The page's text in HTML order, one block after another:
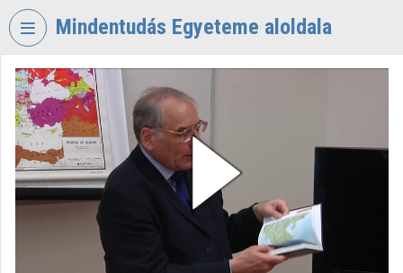
Skip header
Mindentudás Egyeteme aloldala
VIDEO TORIUM
MINDENTUDÁS
EGYETEME
Organization home
Organization discovery